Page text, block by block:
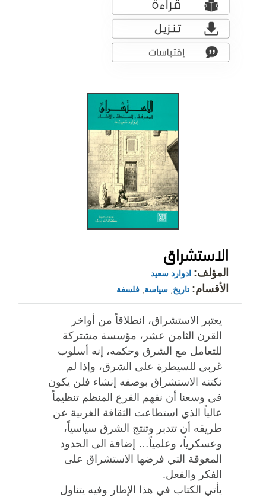
الاستشراق
المؤلف: ادوارد سعيد
الأقسام: تاريخ, سياسة, فلسفة
يعتبر الاستشراق، انطلاقاً من أواخر
القرن الثامن عشر، مؤسسة مشتركة
للتعامل مع الشرق وحكمه، إنه أسلوب
غربي للسيطرة على الشرق، وإذا لم
نكتنه الاستشراق بوصفه إنشاء فلن يكون
في وسعنا أن نفهم الفرع المنظم تنظيماً
عالياً الذي استطاعت الثقافة الغربية عن
طريقه أن تتدبر وتنتج الشرق سياسياً،
وعسكرياً، وعلمياً… إضافة الى الحدود
المعوقة التي فرضها الاستشراق على
الفكر والفعل.
يأتي الكتاب في هذا الإطار وفيه يتناول